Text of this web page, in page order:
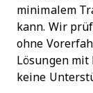
minimalem
kann. Wir
ohne
Lösungen
keine